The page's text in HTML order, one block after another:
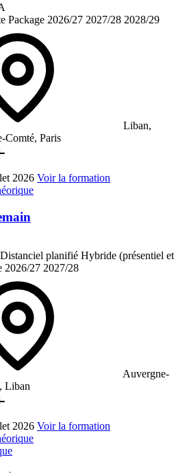
Package 2026/27 2027/28 2028/29
Liban,
Comté, Paris
2026 Voir la formation
Distanciel planifié Hybride (présentiel et
2026/27 2027/28
Auvergne-
Liban
2026 Voir la formation